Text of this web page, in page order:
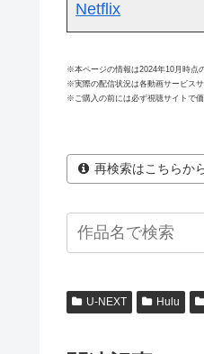
Netflix
※本ページの情報は2024年10月時点
※実際の配信状況は各動画サービスサ
※ご購入の前には必ず視聴サイトで
再検索はこちらか
U-NEXT Hulu